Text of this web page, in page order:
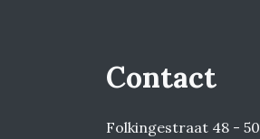
Contact
Folkingestraat 48 - 50